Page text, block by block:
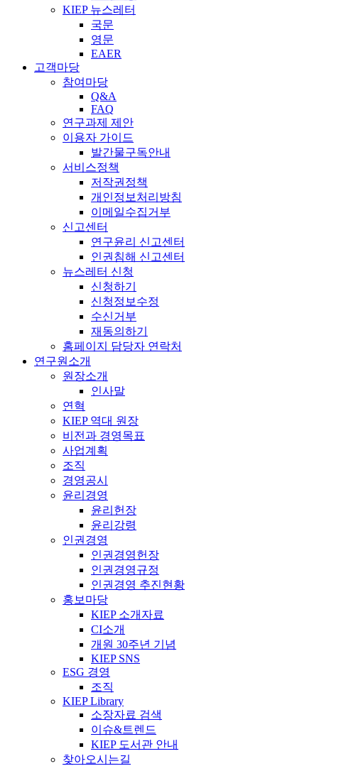
KIEP 뉴스레터
국문
영문
EAER
고객마당
참여마당
Q&A
FAQ
연구과제 제안
이용자 가이드
발간물구독안내
서비스정책
저작권정책
개인정보처리방침
이메일수집거부
신고센터
연구윤리 신고센터
인권침해 신고센터
뉴스레터 신청
신청하기
신청정보수정
수신거부
재동의하기
홈페이지 담당자 연락처
연구원소개
원장소개
인사말
연혁
KIEP 역대 원장
비전과 경영목표
사업계획
조직
경영공시
윤리경영
윤리헌장
윤리강령
인권경영
인권경영헌장
인권경영규정
인권경영 추진현황
홍보마당
KIEP 소개자료
CI소개
개원 30주년 기념
KIEP SNS
ESG 경영
조직
KIEP Library
소장자료 검색
이슈&트렌드
KIEP 도서관 안내
찾아오시는길